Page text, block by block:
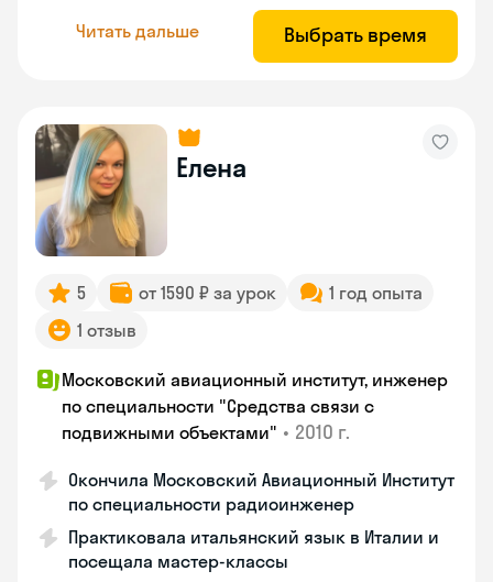
Читать дальше Выбрать время
Елена
5 от 1590 ₽ за урок
1 год опыта
1 отзыв
Московский авиационный институт, инженер
по специальности "Средства связи с
подвижными объектами" • 2010 г.
Окончила Московский Авиационный Институт
по специальности радиоинженер
Практиковала итальянский язык в Италии и
посещала мастер-классы